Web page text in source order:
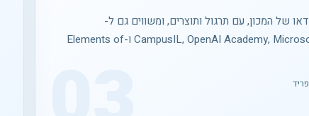
של המכון, עם תרגול ותוצרים, ומשווים גם ל-
CampusIL, OpenAI Academy, Microsoft Learn, IBM SkillsBuild ו-Elements of